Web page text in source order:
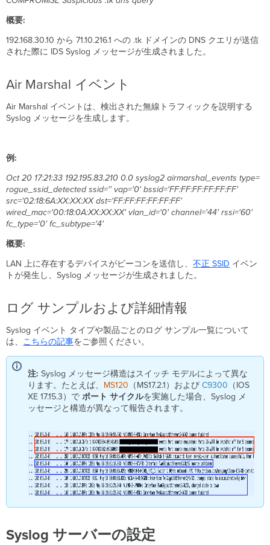
能
シ
リ
オ
2
パ
イ
ン
タ
ー
フ
ス
経
到
可
能
シ
ナ
リ
オ
-
ま
た
は
非
Meraki
VPN
経
で
概要:
192.168.30.10 から 71.10.216.1 への .tk ドメインの DNS クエリが送信
された際に IDS Syslog メッセージが生成されました。
Air Marshal イベント
Air Marshal イベントは、検出された無線トラフィックを説明する
Syslog メッセージを生成します。
例:
Oct 20 17:21:33 192.195.83.210 0.0 syslog2 airmarshal_events type=
rogue_ssid_detected ssid='' vap='0' bssid='FF:FF:FF:FF:FF:FF'
src='02:18:6A:XX:XX:XX dst='FF:FF:FF:FF:FF:FF'
wired_mac='00:18:0A:XX:XX:XX' vlan_id='0' channel='44' rssi='60'
fc_type='0' fc_subtype='4'
概要:
LAN 上に存在するデバイスがビーコンを送信し、不正 SSID イベン
トが発生し、Syslog メッセージが生成されました。
ログ サンプルおよび詳細情報
Syslog イベント タイプや製品ごとのログ サンプル一覧について
は、 こちらの記事をご参照ください。
注: Syslog メッセージ構造はスイッチ モデルによって異な
ります。たとえば、 MS120 （MS17.2.1）およびC9300 （IOS
XE 17.15.3）でポートサイクルを実施した場合、Syslog メ
ッセージと構造が異なって報告されます。
Syslog サーバーの設定